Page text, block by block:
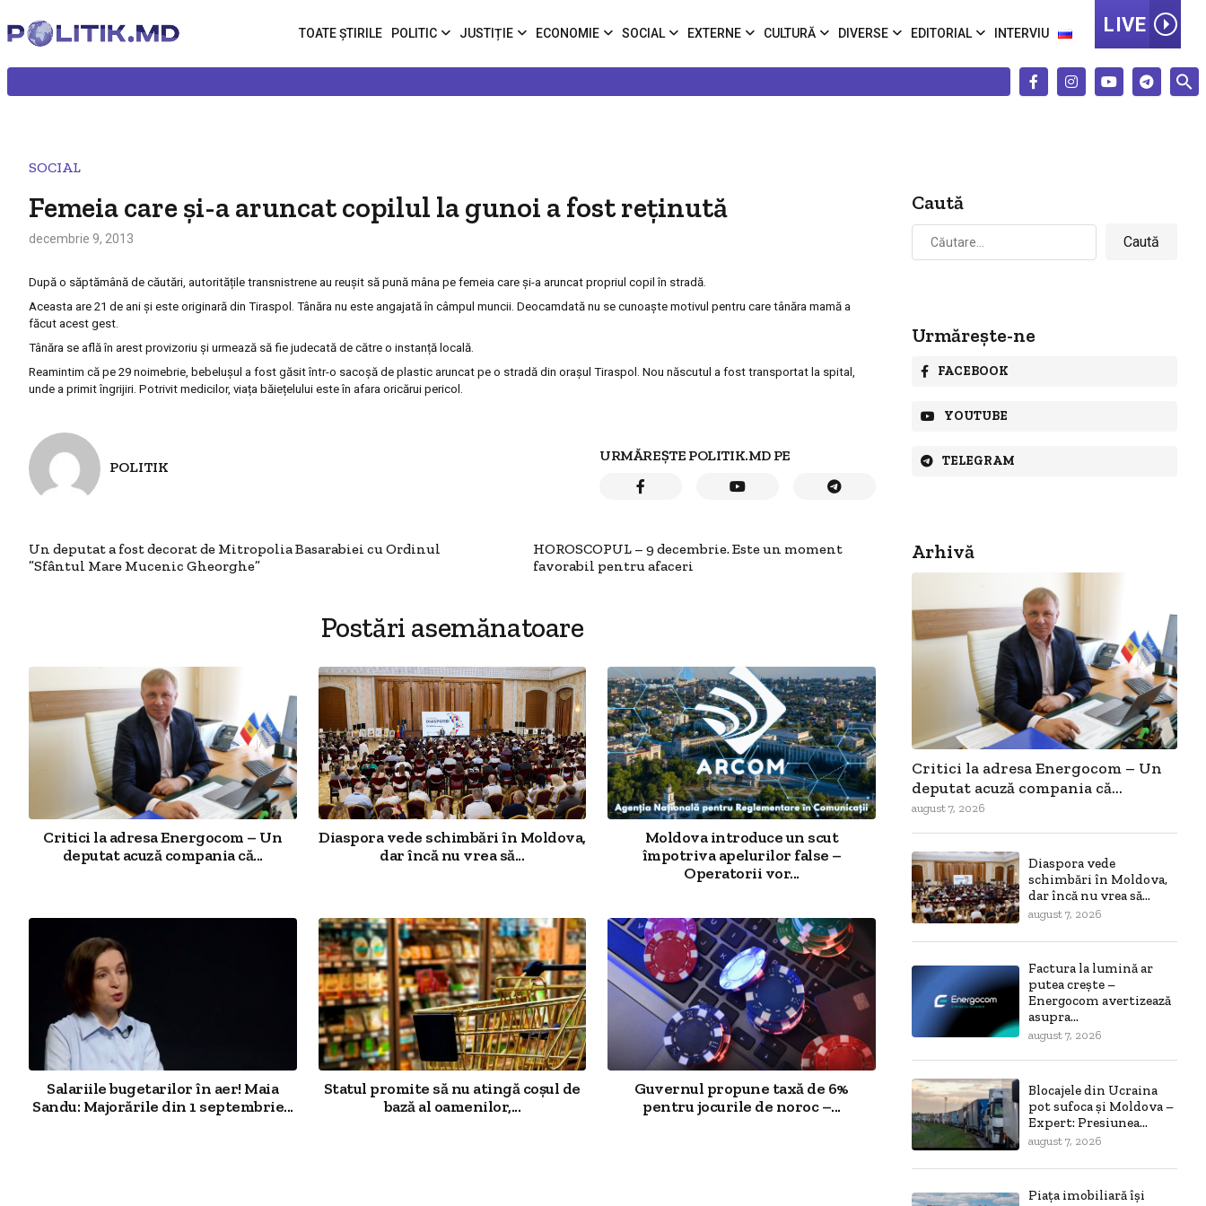
TOATE ȘTIRILE POLITIC JUSTIȚIE ECONOMIE SOCIAL EXTERNE CULTURĂ DIVERSE EDITORIAL INTERVIU LIVE
SOCIAL
Femeia care și-a aruncat copilul la gunoi a fost reținută
decembrie 9, 2013
După o săptămână de căutări, autoritățile transnistrene au reușit să pună mâna pe femeia care și-a aruncat propriul copil în stradă.
Aceasta are 21 de ani și este originară din Tiraspol. Tânăra nu este angajată în câmpul muncii. Deocamdată nu se cunoaște motivul pentru care tânăra mamă a
făcut acest gest.
Tânăra se află în arest provizoriu și urmează să fie judecată de către o instanță locală.
Reamintim că pe 29 noimebrie, bebelușul a fost găsit într-o sacoșă de plastic aruncat pe o stradă din orașul Tiraspol. Nou născutul a fost transportat la spital,
unde a primit îngrijiri. Potrivit medicilor, viața băiețelului este în afara oricărui pericol.
POLITIK
URMĂREȘTE POLITIK.MD PE
Un deputat a fost decorat de Mitropolia Basarabiei cu Ordinul
”Sfântul Mare Mucenic Gheorghe”
HOROSCOPUL – 9 decembrie. Este un moment
favorabil pentru afaceri
Postări asemănatoare
Critici la adresa Energocom – Un
deputat acuză compania că...
Diaspora vede schimbări în Moldova,
dar încă nu vrea să...
Moldova introduce un scut
împotriva apelurilor false –
Operatorii vor...
Salariile bugetarilor în aer! Maia
Sandu: Majorările din 1 septembrie...
Statul promite să nu atingă coșul de
bază al oamenilor,...
Guvernul propune taxă de 6%
pentru jocurile de noroc –...
Caută
Caută
după:
Urmărește-ne
FACEBOOK
YOUTUBE
TELEGRAM
Arhivă
Critici la adresa Energocom – Un
deputat acuză compania că...
august 7, 2026
Diaspora vede
schimbări în Moldova,
dar încă nu vrea să...
august 7, 2026
Factura la lumină ar
putea crește –
Energocom avertizează
asupra...
august 7, 2026
Blocajele din Ucraina
pot sufoca și Moldova –
Expert: Presiunea...
august 7, 2026
Piața imobiliară își